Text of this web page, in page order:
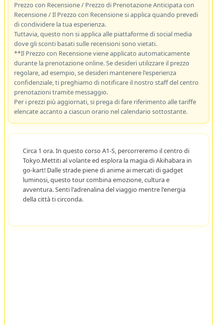
Prezzo con Recensione / Prezzo di Prenotazione Anticipata con
Recensione / Il Prezzo con Recensione si applica quando prevedi
di condividere la tua esperienza.
Tuttavia, questo non si applica alle piattaforme di social media
dove gli sconti basati sulle recensioni sono vietati.
**Il Prezzo con Recensione viene applicato automaticamente
durante la prenotazione online. Se desideri utilizzare il prezzo
regolare, ad esempio, se desideri mantenere l'esperienza
confidenziale, ti preghiamo di notificare il nostro staff del centro
prenotazioni tramite messaggio.
Per i prezzi più aggiornati, si prega di fare riferimento alle tariffe
elencate accanto a ciascun orario nel calendario sottostante.
Circa 1 ora. In questo corso A1-S, percorreremo il centro di
Tokyo.Mettiti al volante ed esplora la magia di Akihabara in
go-kart! Dalle strade piene di anime ai mercati di gadget
luminosi, questo tour combina emozione, cultura e
avventura. Senti l'adrenalina del viaggio mentre l'energia
della città ti circonda.